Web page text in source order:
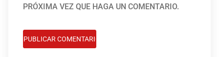
PRÓXIMA VEZ QUE HAGA UN COMENTARIO.